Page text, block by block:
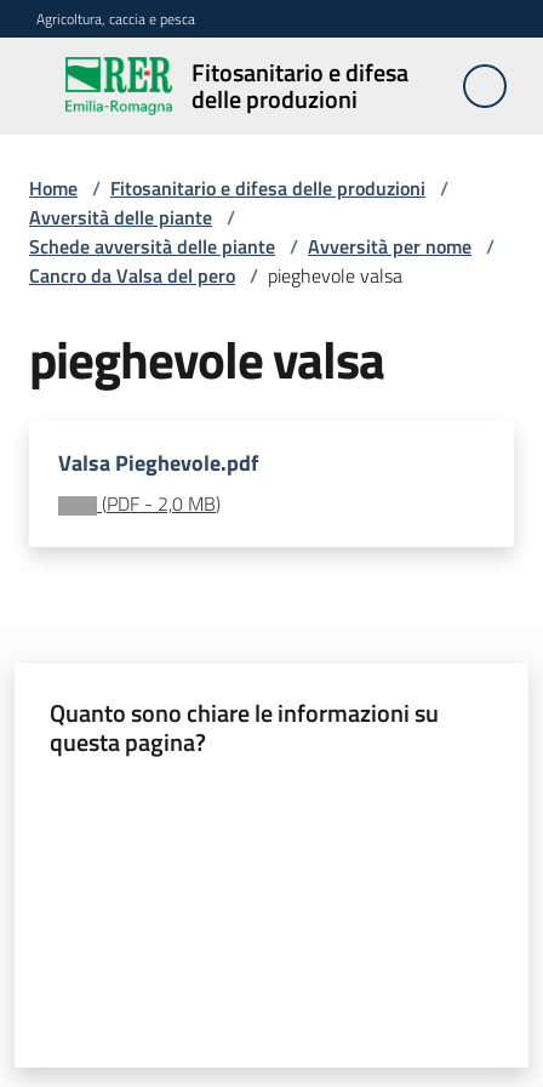
Vai al contenuto
Vai alla navigazione
Vai al footer
Agricoltura, caccia e pesca
Fitosanitario e difesa
delle produzioni
Fitosanitario
e difesa
produzioni
Avversità
piante
sostenibile
sementi
Home / Fitosanitario e difesa delle produzioni /
Avversità delle piante /
Schede avversità delle piante / Avversità per nome /
Cancro da Valsa del pero / pieghevole valsa
pieghevole valsa
Valsa Pieghevole.pdf
(PDF - 2,0 MB)
Quanto sono chiare le informazioni su
questa pagina?